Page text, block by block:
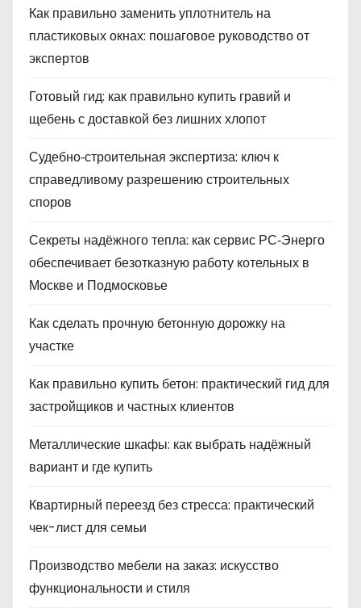
Как правильно заменить уплотнитель на
пластиковых окнах: пошаговое руководство от
экспертов
Готовый гид: как правильно купить гравий и
щебень с доставкой без лишних хлопот
Судебно‑строительная экспертиза: ключ к
справедливому разрешению строительных
споров
Секреты надёжного тепла: как сервис РС‑Энерго
обеспечивает безотказную работу котельных в
Москве и Подмосковье
Как сделать прочную бетонную дорожку на
участке
Как правильно купить бетон: практический гид для
застройщиков и частных клиентов
Металлические шкафы: как выбрать надёжный
вариант и где купить
Квартирный переезд без стресса: практический
чек-лист для семьи
Производство мебели на заказ: искусство
функциональности и стиля